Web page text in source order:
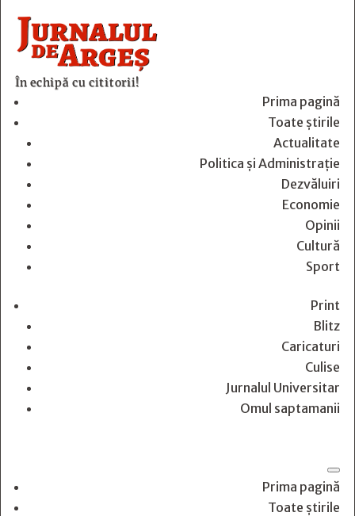
În echipă cu cititorii!
Prima pagină
Toate știrile
Actualitate
Politica și Administrație
Dezvăluiri
Economie
Opinii
Cultură
Sport
Print
Blitz
Caricaturi
Culise
Jurnalul Universitar
Omul saptamanii
Prima pagină
Toate știrile